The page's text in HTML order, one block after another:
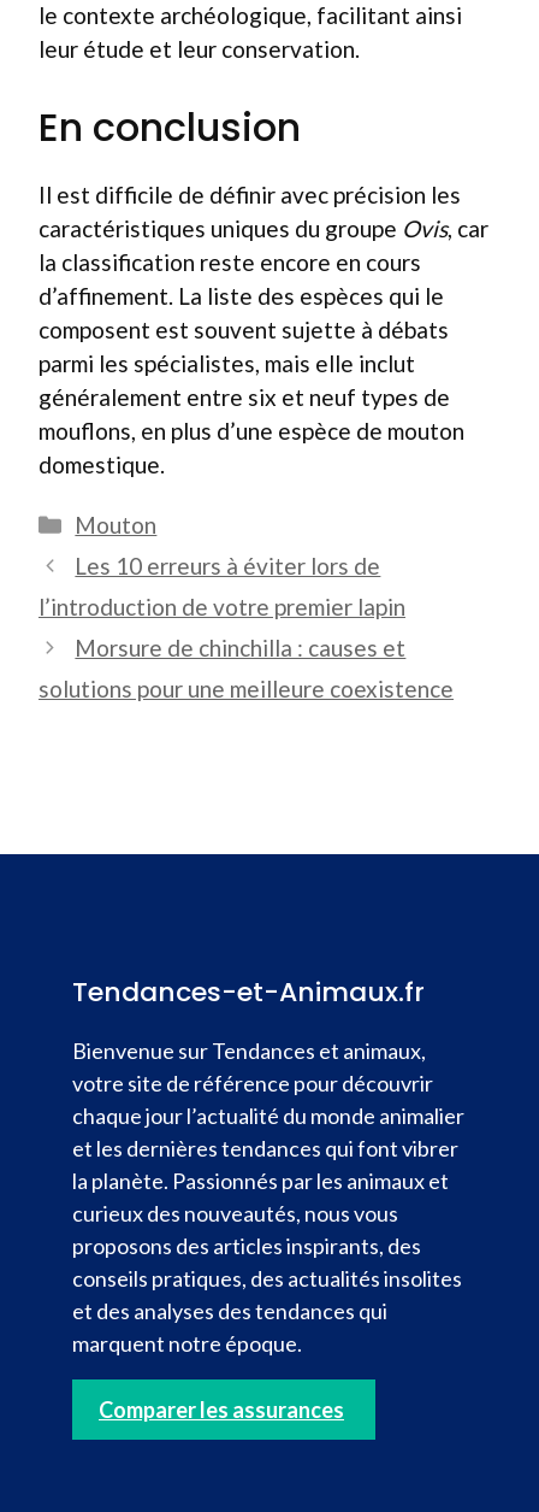
le contexte archéologique, facilitant ainsi
leur étude et leur conservation.
En conclusion
Il est difficile de définir avec précision les
caractéristiques uniques du groupe Ovis, car
la classification reste encore en cours
d’affinement. La liste des espèces qui le
composent est souvent sujette à débats
parmi les spécialistes, mais elle inclut
généralement entre six et neuf types de
mouflons, en plus d’une espèce de mouton
domestique.
Catégories
Mouton
Les 10 erreurs à éviter lors de
l’introduction de votre premier lapin
Morsure de chinchilla : causes et
solutions pour une meilleure coexistence
Tendances-et-Animaux.fr
Bienvenue sur Tendances et animaux,
votre site de référence pour découvrir
chaque jour l’actualité du monde animalier
et les dernières tendances qui font vibrer
la planète. Passionnés par les animaux et
curieux des nouveautés, nous vous
proposons des articles inspirants, des
conseils pratiques, des actualités insolites
et des analyses des tendances qui
marquent notre époque.
Comparer les assurances